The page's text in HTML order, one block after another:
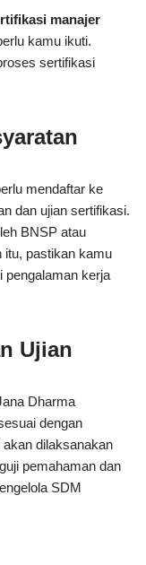
manajer
kamu ikuti.
sertifikasi
mendaftar ke
dan ujian sertifikasi.
BNSP atau
itu, pastikan kamu
pengalaman kerja
Ujian
Dharma
dengan
dilaksanakan
pemahaman dan
SDM